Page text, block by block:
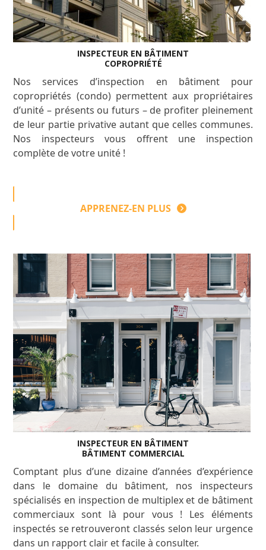
INSPECTEUR EN BÂTIMENT
COPROPRIÉTÉ
Nos services d’inspection en bâtiment pour
copropriétés (condo) permettent aux propriétaires
d’unité – présents ou futurs – de profiter pleinement
de leur partie privative autant que celles communes.
Nos inspecteurs vous offrent une inspection
complète de votre unité !
APPRENEZ-EN PLUS
INSPECTEUR EN BÂTIMENT
BÂTIMENT COMMERCIAL
Comptant plus d’une dizaine d’années d’expérience
dans le domaine du bâtiment, nos inspecteurs
spécialisés en inspection de multiplex et de bâtiment
commerciaux sont là pour vous ! Les éléments
inspectés se retrouveront classés selon leur urgence
dans un rapport clair et facile à consulter.